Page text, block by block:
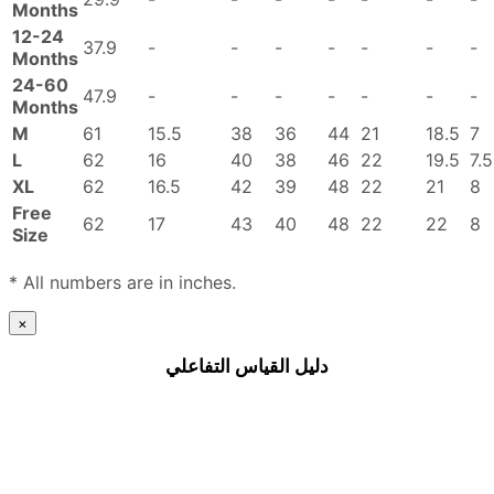
Months
12-24
Months 37.9 - - - - - -
-
24-60
Months 47.9 - - - - - -
-
M
61 15.5 38 36 44 21 18.5 7
L
62 16 40 38 46 22 19.5 7.5
XL
62 16.5 42 39 48 22 21
8
Free
Size
62 17 43 40 48 22 22 8
* All numbers are in inches.
×
دليل القياس التفاعلي